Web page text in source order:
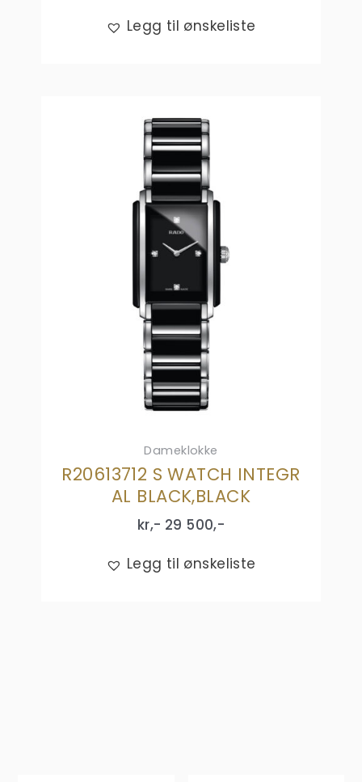
Legg til ønskeliste
Dameklokke
R20613712 S WATCH INTEGR
AL BLACK,BLACK
kr,- 29 500,-
Legg til ønskeliste